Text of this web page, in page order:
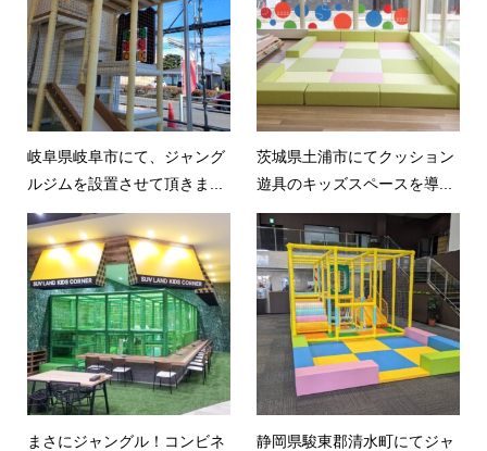
岐阜県岐阜市にて、ジャング
ルジムを設置させて頂きま...
茨城県土浦市にてクッション
遊具のキッズスペースを導...
まさにジャングル！コンビネ 静岡県駿東郡清水町にてジャ